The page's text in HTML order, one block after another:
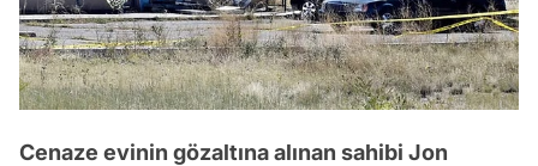
Cenaze evinin gözaltına alınan sahibi Jon